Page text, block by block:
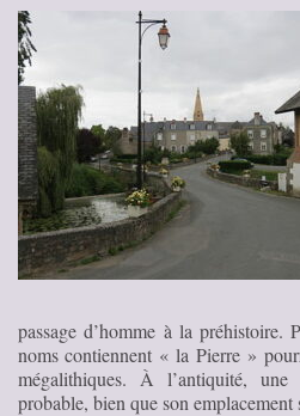
passage d’homme à la préhistoire.
noms contiennent « la Pierre »
mégalithiques. À l’antiquité, une
probable, bien que son